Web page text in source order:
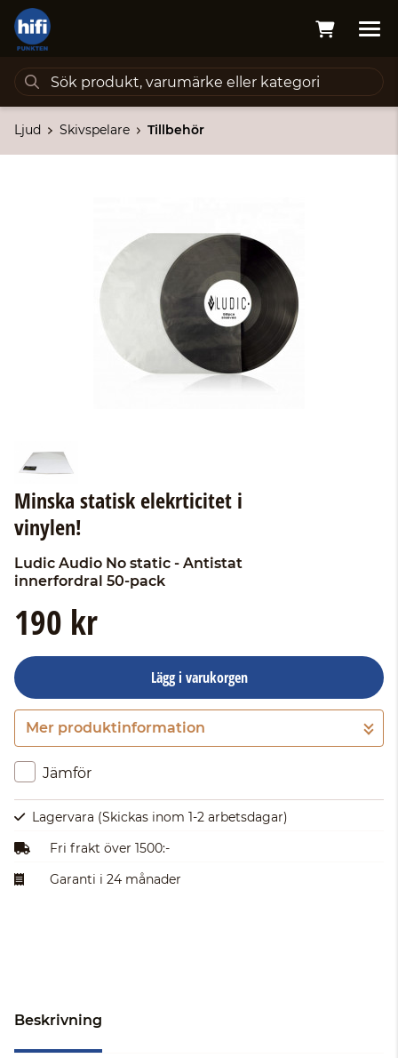
Ljud Skivspelare Tillbehör
Minska statisk elekrticitet i
vinylen!
Ludic Audio No static - Antistat
innerfordral 50-pack
190 kr
Lägg i varukorgen
Gå till kassan
Mer produktinformation
Jämför
Lagervara (Skickas inom 1-2 arbetsdagar)
Fri frakt över 1500:-
Garanti i 24 månader
Beskrivning